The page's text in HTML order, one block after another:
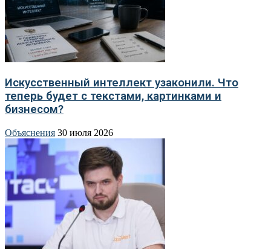
Искусственный интеллект узаконили. Что
теперь будет с текстами, картинками и
бизнесом?
Объяснения 30 июля 2026